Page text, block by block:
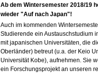
Ab dem Wintersemester 2018/19
wieder "Auf nach Japan"!
Auch im kommenden
Studierende ein Austauschstudium
mit japanischen Universitäten, die
Oberländer) betreut(u.a. der Keio
Universität Kobe), aufnehmen. Sie
ein Forschungsprojekt an unseren